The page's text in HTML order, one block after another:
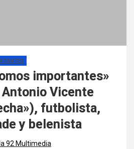
importantes»
Vicente
futbolista,
y belenista
92 Multimedia